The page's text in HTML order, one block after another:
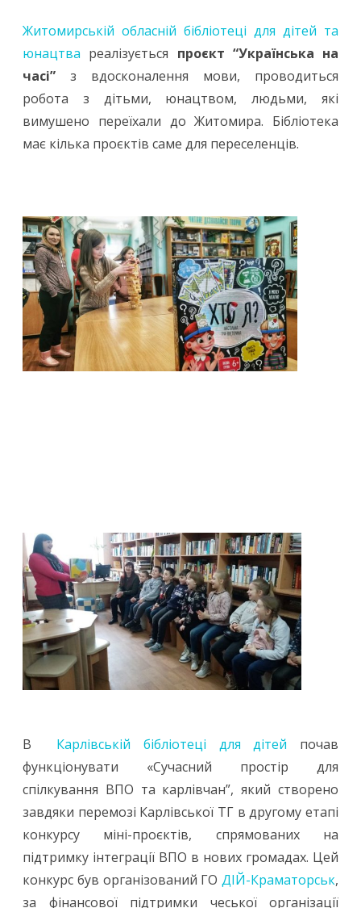
Житомирській обласній бібліотеці для дітей та
юнацтва реалізується проєкт “Українська на
часі” з вдосконалення мови, проводиться
робота з дітьми, юнацтвом, людьми, які
вимушено переїхали до Житомира. Бібліотека
має кілька проєктів саме для переселенців.
В Карлівській бібліотеці для дітей почав
функціонувати «Сучасний простір для
спілкування ВПО та карлівчан”, який створено
завдяки перемозі Карлівської ТГ в другому етапі
конкурсу міні-проєктів, спрямованих на
підтримку інтеграції ВПО в нових громадах. Цей
конкурс був організований ГО ДІЙ-Краматорськ,
за фінансової підтримки чеської організації